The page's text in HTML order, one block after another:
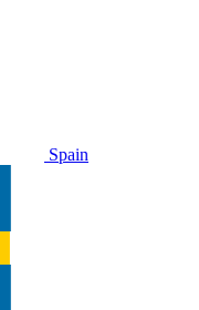
Spain